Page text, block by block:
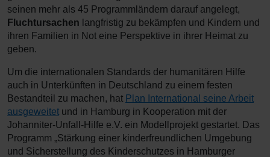
seinen mehr als 45 Programmländern darauf angelegt,
Fluchtursachen langfristig zu bekämpfen und Kindern und
ihren Familien in Not eine Perspektive in ihrer Heimat zu
geben.
Um die internationalen Standards der humanitären Hilfe
auch in Unterkünften in Deutschland zu einem festen
Bestandteil zu machen, hat Plan International seine Arbeit
ausgeweitet und in Hamburg in Kooperation mit der
Johanniter-Unfall-Hilfe e.V. ein Modellprojekt gestartet. Das
Programm „Stärkung einer kinderfreundlichen Umgebung
und Sicherstellung des Kinderschutzes in Hamburger